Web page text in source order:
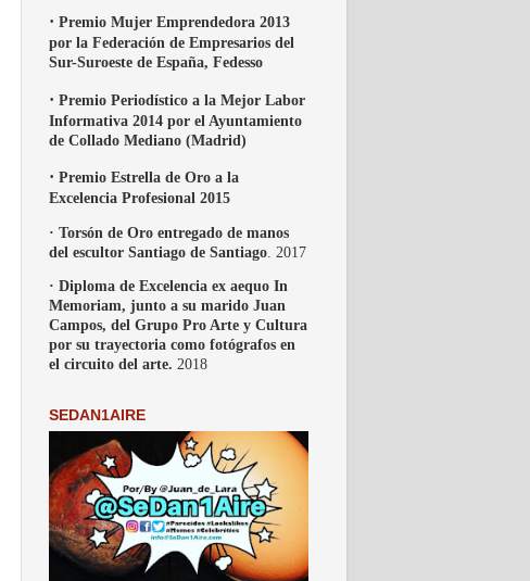
· Premio Mujer Emprendedora 2013
por la Federación de Empresarios del
Sur-Suroeste de España, Fedesso
· Premio Periodístico a la Mejor Labor
Informativa 2014 por el Ayuntamiento
de Collado Mediano (Madrid)
· Premio Estrella de Oro a la
Excelencia Profesional 2015
· Torsón de Oro entregado de manos
del escultor Santiago de Santiago . 2017
· Diploma de Excelencia ex aequo In
Memoriam, junto a su marido Juan
Campos, del Grupo Pro Arte y Cultura
por su trayectoria como fotógrafos en
el circuito del arte. 2018
SEDAN1AIRE